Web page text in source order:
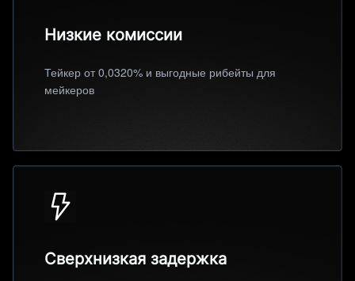
Низкие комиссии
Тейкер от 0,0320% и выгодные рибейты для
мейкеров
Сверхнизкая задержка